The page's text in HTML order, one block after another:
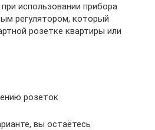
использовании прибора
регулятором, который
розетке квартиры или
розеток
вы остаётесь